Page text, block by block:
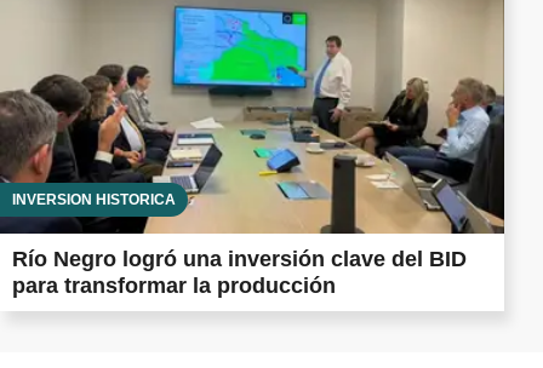
INVERSIÓN HISTÓRICA
Río Negro logró una inversión clave del BID
para transformar la producción